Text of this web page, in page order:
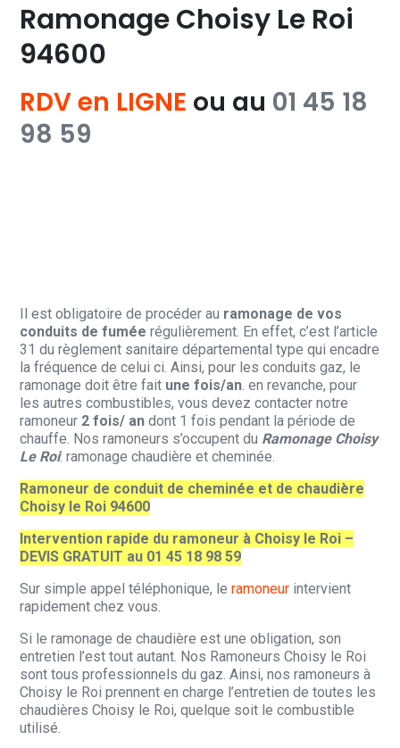
Ramonage Choisy Le Roi
94600
RDV en LIGNE ou au 01 45 18
98 59
Il est obligatoire de procéder au ramonage de vos
conduits de fumée régulièrement. En effet, c’est l’article
31 du règlement sanitaire départemental type qui encadre
la fréquence de celui ci. Ainsi, pour les conduits gaz, le
ramonage doit être fait une fois/an. en revanche, pour
les autres combustibles, vous devez contacter notre
ramoneur 2 fois/ an dont 1 fois pendant la période de
chauffe. Nos ramoneurs s’occupent du Ramonage Choisy
Le Roi: ramonage chaudière et cheminée.
Ramoneur de conduit de cheminée et de chaudière
Choisy le Roi 94600
Intervention rapide du ramoneur à Choisy le Roi –
DEVIS GRATUIT au 01 45 18 98 59
Sur simple appel téléphonique, leramoneur intervient
rapidement chez vous.
Si le ramonage de chaudière est une obligation, son
entretien l’est tout autant. Nos Ramoneurs Choisy le Roi
sont tous professionnels du gaz. Ainsi, nos ramoneurs à
Choisy le Roi prennent en charge l’entretien de toutes les
chaudières Choisy le Roi, quelque soit le combustible
utilisé.